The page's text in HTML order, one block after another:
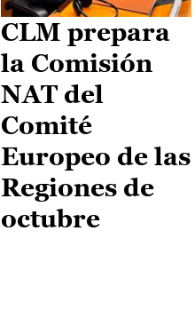
CLM prepara
la Comisión
NAT del
Comité
Europeo de las
Regiones de
octubre